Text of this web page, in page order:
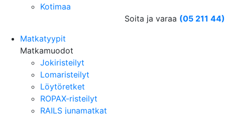
Kotimaa
Soita ja varaa (05 211 44)
Matkatyypit
Matkamuodot
Jokiristeilyt
Lomaristeilyt
Löytöretket
ROPAX-risteilyt
RAILS junamatkat